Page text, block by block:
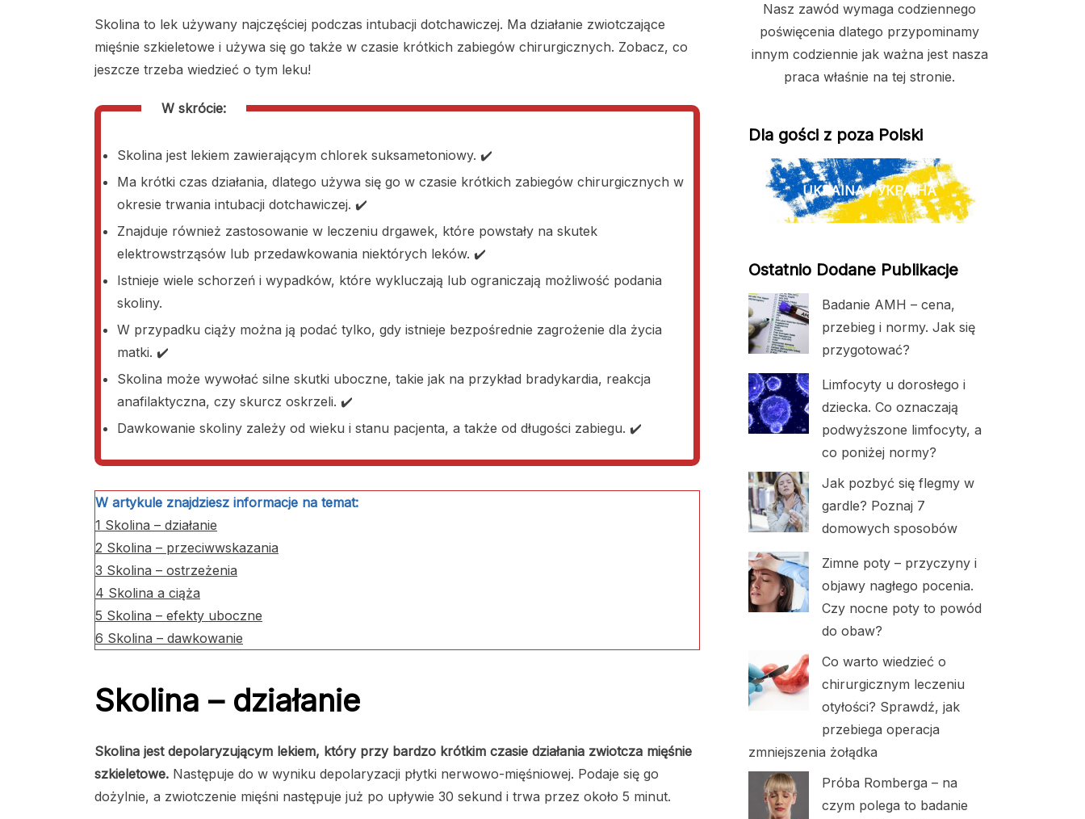
Skolina to lek używany najczęściej podczas intubacji dotchawiczej. Ma działanie zwiotczające
mięśnie szkieletowe i używa się go także w czasie krótkich zabiegów chirurgicznych. Zobacz, co
jeszcze trzeba wiedzieć o tym leku!
W skrócie:
Skolina jest lekiem zawierającym chlorek suksametoniowy. ✔️
Ma krótki czas działania, dlatego używa się go w czasie krótkich zabiegów chirurgicznych w
okresie trwania intubacji dotchawiczej. ✔️
Znajduje również zastosowanie w leczeniu drgawek, które powstały na skutek
elektrowstrząsów lub przedawkowania niektórych leków. ✔️
Istnieje wiele schorzeń i wypadków, które wykluczają lub ograniczają możliwość podania
skoliny.
W przypadku ciąży można ją podać tylko, gdy istnieje bezpośrednie zagrożenie dla życia
matki. ✔️
Skolina może wywołać silne skutki uboczne, takie jak na przykład bradykardia, reakcja
anafilaktyczna, czy skurcz oskrzeli. ✔️
Dawkowanie skoliny zależy od wieku i stanu pacjenta, a także od długości zabiegu. ✔️
W artykule znajdziesz informacje na temat:
1 Skolina – działanie
2 Skolina – przeciwwskazania
3 Skolina – ostrzeżenia
4 Skolina a ciąża
5 Skolina – efekty uboczne
6 Skolina – dawkowanie
Skolina – działanie
Skolina jest depolaryzującym lekiem, który przy bardzo krótkim czasie działania zwiotcza mięśnie
szkieletowe. Następuje do w wyniku depolaryzacji płytki nerwowo-mięśniowej. Podaje się go
dożylnie, a zwiotczenie mięśni następuje już po upływie 30 sekund i trwa przez około 5 minut.
Nasz zawód wymaga codziennego
poświęcenia dlatego przypominamy
innym codziennie jak ważna jest nasza
praca właśnie na tej stronie.
Dla gości z poza Polski
UKRAINA / УКРАЇНА
Ostatnio Dodane Publikacje
Badanie AMH – cena,
przebieg i normy. Jak się
przygotować?
Limfocyty u dorosłego i
dziecka. Co oznaczają
podwyższone limfocyty, a
co poniżej normy?
Jak pozbyć się flegmy w
gardle? Poznaj 7
domowych sposobów
Zimne poty – przyczyny i
objawy nagłego pocenia.
Czy nocne poty to powód
do obaw?
Co warto wiedzieć o
chirurgicznym leczeniu
otyłości? Sprawdź, jak
przebiega operacja
zmniejszenia żołądka
Próba Romberga – na
czym polega to badanie